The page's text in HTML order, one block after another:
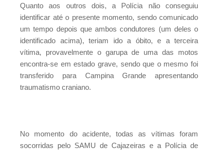
Quanto aos outros dois, a Polícia não conseguiu
identificar até o presente momento, sendo comunicado
um tempo depois que ambos condutores (um deles o
identificado acima), teriam ido a óbito, e a terceira
vítima, provavelmente o garupa de uma das motos
encontra-se em estado grave, sendo que o mesmo foi
transferido para Campina Grande apresentando
traumatismo craniano.
No momento do acidente, todas as vítimas foram
socorridas pelo SAMU de Cajazeiras e a Polícia de